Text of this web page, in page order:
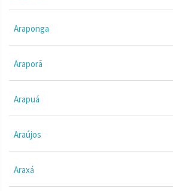
Araponga
Araporã
Arapuá
Araújos
Araxá